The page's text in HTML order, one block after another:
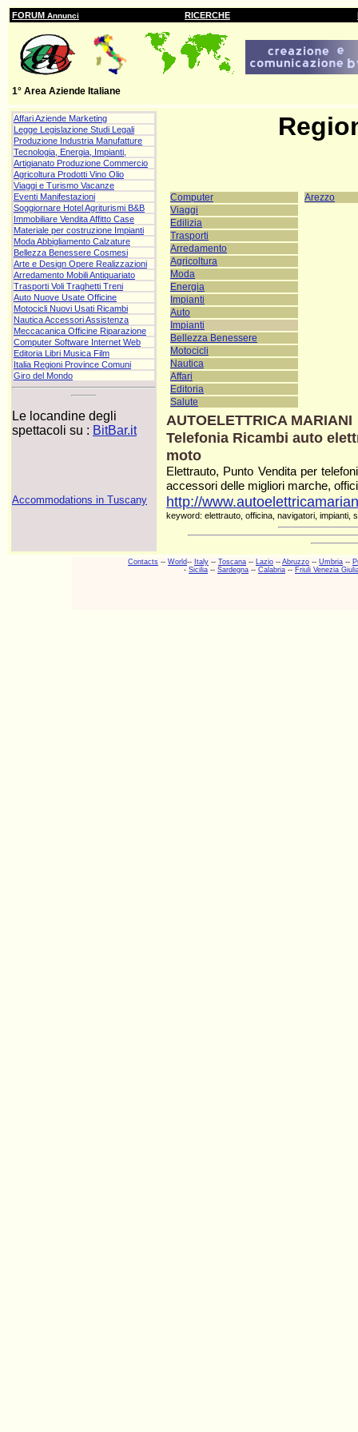
FORUM Annunci RICERCHE
1° Area Aziende Italiane
Affari Aziende Marketing
Legge Legislazione Studi Legali
Produzione Industria Manufatture
Tecnologia, Energia, Impianti,
Artigianato Produzione Commercio
Agricoltura Prodotti Vino Olio
Viaggi e Turismo Vacanze
Eventi Manifestazioni
Soggiornare Hotel Agriturismi B&B
Immobiliare Vendita Affitto Case
Materiale per costruzione Impianti
Moda Abbigliamento Calzature
Bellezza Benessere Cosmesi
Arte e Design Opere Realizzazioni
Arredamento Mobili Antiquariato
Trasporti Voli Traghetti Treni
Auto Nuove Usate Officine
Motocicli Nuovi Usati Ricambi
Nautica Accessori Assistenza
Meccacanica Officine Riparazione
Computer Software Internet Web
Editoria Libri Musica Film
Italia Regioni Province Comuni
Giro del Mondo
Le locandine degli
spettacoli su : BitBar.it
Accommodations in Tuscany
Computer
Viaggi
Edilizia
Trasporti
Arredamento
Agricoltura
Moda
Energia
Impianti
Auto
Impianti
Bellezza Benessere
Motocicli
Nautica
Affari
Editoria
Salute
Arezzo
AUTOELETTRICA MARIANI
Telefonia Ricambi auto
moto
Elettrauto, Punto Vendita per
accessori delle migliori marche,
http://
keyword: elettrauto, officina, navigatori, impianti,
Contacts -- World-- Italy -- Toscana -- Lazio -- Abruzzo -- Umbria --
- Sicilia -- Sardegna -- Calabria -- Friuli Venezia